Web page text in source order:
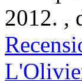
2012. ,